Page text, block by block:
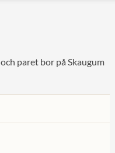
och paret bor på Skaugum